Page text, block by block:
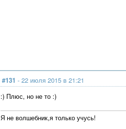
#131 - 22 июля 2015 в 21:21
:) Плюс, но не то :)
Я не волшебник,я только учусь!